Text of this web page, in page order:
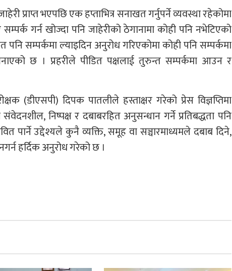
प्राप्त भएपछि एक हप्ताभित्र सनाखत गर्नुपर्ने व्यवस्था रहेकोमा
गर्न खोज्दा पनि जाहेरीको ठेगानामा कोही पनि नभेटिएको
सम्पर्कमा ल्याइदिन अनुरोध गरिएकोमा कोही पनि सम्पर्कमा
छ । प्रहरीले पीडित पक्षलाई तुरुन्त सम्पर्कमा आउन र
(डीएसपी) दिपक पातलीले हस्ताक्षर गरेको प्रेस विज्ञप्तिमा
निष्पक्ष र दबाबरहित अनुसन्धान गर्ने प्रतिबद्धता पनि
पार्ने उद्देश्यले कुनै व्यक्ति, समूह वा सञ्चारमाध्यमले दबाब दिने,
हर्दिक अनुरोध गरेको छ ।